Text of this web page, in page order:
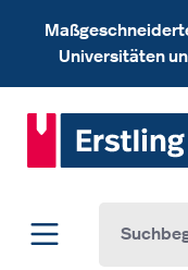
Zum Hauptinhalt
Universitäten